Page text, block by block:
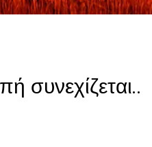
συνεχίζεται..